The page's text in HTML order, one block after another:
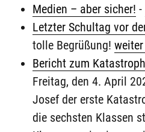
Medien – aber sicher! -
Letzter Schultag vor
tolle Begrüßung!
Bericht zum
Freitag, den 4. April
Josef der erste
die sechsten Klassen